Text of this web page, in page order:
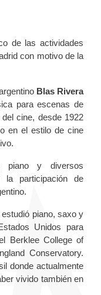
de las actividades
con motivo de la
Blas Rivera
para escenas de
cine, desde 1922
en el estilo de cine
piano y diversos
la participación de
piano, saxo y
Unidos para
Berklee College of
Conservatory.
donde actualmente
vivido también en